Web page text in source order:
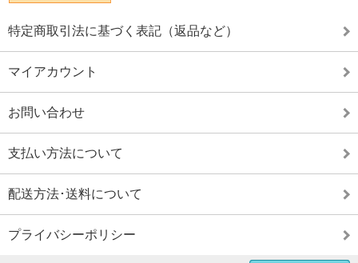
特定商取引法に基づく表記（返品など）
マイアカウント
お問い合わせ
支払い方法について
配送方法･送料について
プライバシーポリシー